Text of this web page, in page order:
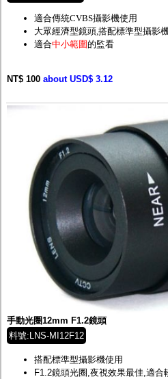
適合傳統CVBS攝影機使用
大眾經濟型鏡頭,搭配標準型攝影
適合中小範圍的監看
NT$ 100 about USD$ 3.12
手動光圈12mm F1.2鏡頭
料號:LNS-MI12F12
搭配標準型攝影機使用
F1.2鏡頭光圈,夜視效果最佳,適合